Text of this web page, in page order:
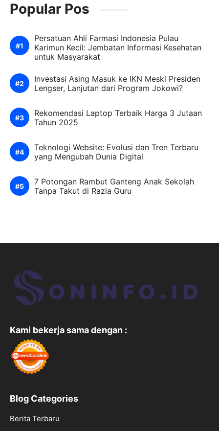
Popular Pos
Persatuan Ahli Farmasi Indonesia Pulau
Karimun Kecil: Jembatan Informasi Kesehatan
untuk Masyarakat
Investasi Asing Masuk ke IKN Meski Presiden
Lengser, Lanjutan dari Program Jokowi?
Rekomendasi Laptop Terbaik Harga 3 Jutaan
Tahun 2025
Teknologi Website: Evolusi dan Tren Terbaru
yang Mengubah Dunia Digital
7 Potongan Rambut Ganteng Anak Sekolah
Tanpa Takut di Razia Guru
Kami bekerja sama dengan :
Blog Categories
Berita Terbaru